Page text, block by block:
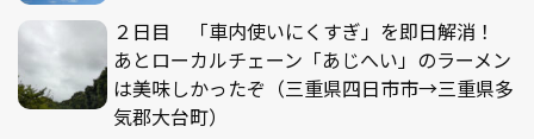
２日目 「車内使いにくすぎ」を即日解消！
あとローカルチェーン「あじへい」のラーメン
は美味しかったぞ（三重県四日市市→三重県多
気郡大台町）